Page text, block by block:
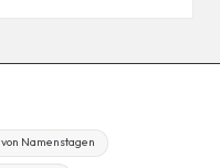
Namenstagen